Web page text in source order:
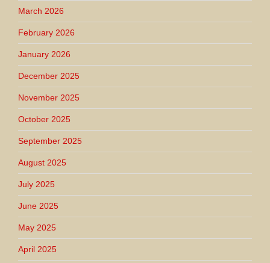
March 2026
February 2026
January 2026
December 2025
November 2025
October 2025
September 2025
August 2025
July 2025
June 2025
May 2025
April 2025